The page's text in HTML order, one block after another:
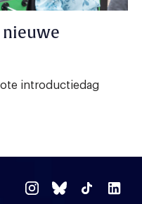
introductiedag